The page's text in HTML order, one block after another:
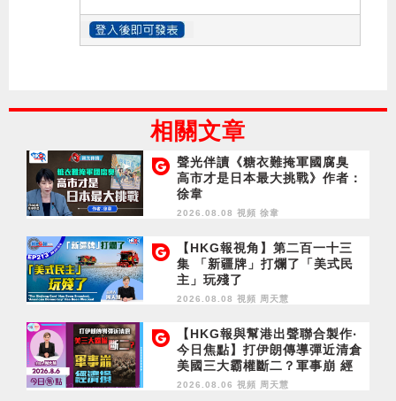
相關文章
聲光伴讀《糖衣難掩軍國腐臭
高市才是日本最大挑戰》作者：
徐韋
2026.08.08 視頻 徐韋
【HKG報視角】第二百一十三
集 「新疆牌」打爛了「美式民
主」玩殘了
2026.08.08 視頻 周天慧
【HKG報與幫港出聲聯合製作‧
今日焦點】打伊朗傳導彈近清倉
美國三大霸權斷二？軍事崩 經
濟損
2026.08.06 視頻 周天慧